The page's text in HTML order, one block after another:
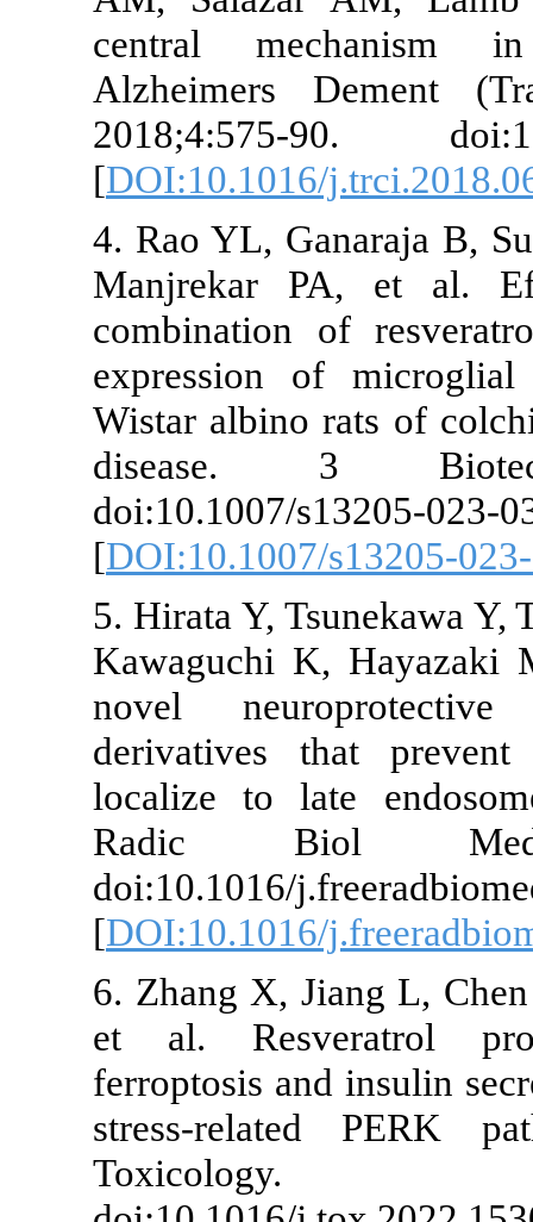
central
[
4. Rao YL,
Manjrekar
expression
Wistar albino
disease.
doi:10.1007/
[
5. Hirata Y,
Kawaguchi
novel
derivatives
localize to
Radic
doi:10.1016/
[
6. Zhang X,
et al.
ferroptosis
stress-